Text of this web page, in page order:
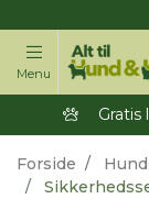
Menu
Gratis
Forside Hund